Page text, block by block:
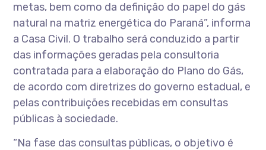
metas, bem como da definição do papel do gás
natural na matriz energética do Paraná”, informa
a Casa Civil. O trabalho será conduzido a partir
das informações geradas pela consultoria
contratada para a elaboração do Plano do Gás,
de acordo com diretrizes do governo estadual, e
pelas contribuições recebidas em consultas
públicas à sociedade.
“Na fase das consultas públicas, o objetivo é